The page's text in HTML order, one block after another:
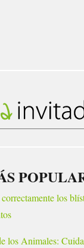
los
los Animales: